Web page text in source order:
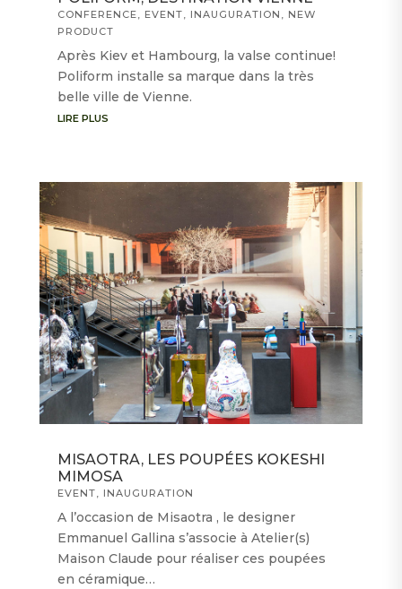
CONFERENCE, EVENT, INAUGURATION , NEW
PRODUCT
Après Kiev et Hambourg, la valse continue!
Poliform installe sa marque dans la très
belle ville de Vienne.
LIRE PLUS
MISAOTRA, LES POUPÉES KOKESHI
MIMOSA
EVENT, INAUGURATION
A l’occasion de Misaotra , le designer
Emmanuel Gallina s’associe à Atelier(s)
Maison Claude pour réaliser ces poupées
en céramique…